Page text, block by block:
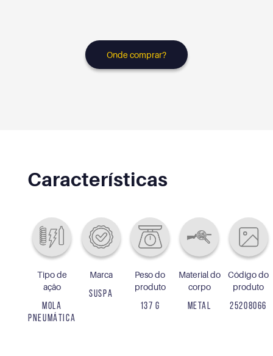
Onde comprar?
Características
Tipo de
ação
MOLA
PNEUMÁTICA
Marca
SUSPA
Peso do
produto
137 G
Material do
corpo
METAL
Código do
produto
25208066